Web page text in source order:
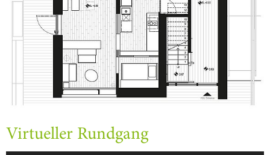
Virtueller Rundgang